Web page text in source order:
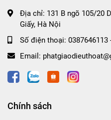
Địa chỉ: 131 B ngõ 105/20
Giấy, Hà Nội
Số điện thoại: 0387646113
Email:
Chính sách